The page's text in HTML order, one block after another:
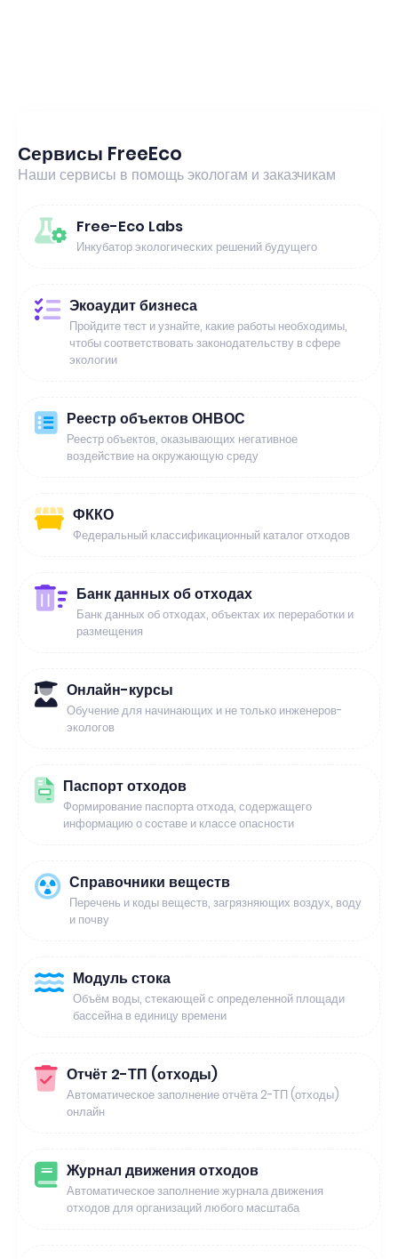
Сервисы FreeEco
Наши сервисы в помощь экологам и заказчикам
Free-Eco Labs
Инкубатор экологических решений будущего
Экоаудит бизнеса
Пройдите тест и узнайте, какие работы необходимы,
чтобы соответствовать законодательству в сфере
экологии
Реестр объектов ОНВОС
Реестр объектов, оказывающих негативное
воздействие на окружающую среду
ФККО
Федеральный классификационный каталог отходов
Банк данных об отходах
Банк данных об отходах, объектах их переработки и
размещения
Онлайн-курсы
Обучение для начинающих и не только инженеров-
экологов
Паспорт отходов
Формирование паспорта отхода, содержащего
информацию о составе и классе опасности
Справочники веществ
Перечень и коды веществ, загрязняющих воздух, воду
и почву
Модуль стока
Объём воды, стекающей с определенной площади
бассейна в единицу времени
Отчёт 2-ТП (отходы)
Автоматическое заполнение отчёта 2-ТП (отходы)
онлайн
Журнал движения отходов
Автоматическое заполнение журнала движения
отходов для организаций любого масштаба